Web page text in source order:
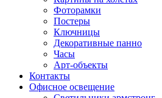
Фоторамки
Постеры
Ключницы
Декоративные панно
Часы
Арт-объекты
Контакты
Офисное освещение